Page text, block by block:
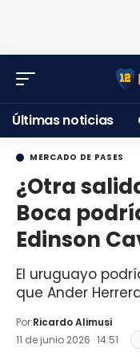
Últimas noticias
MERCADO DE PASES
¿Otra
Boca
Edinson
El uruguayo
que Ander
Por:Ricardo Alimusi
11 de junio 2026 · 14:51